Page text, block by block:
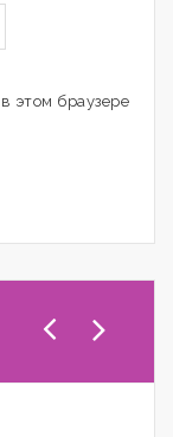
этом браузере